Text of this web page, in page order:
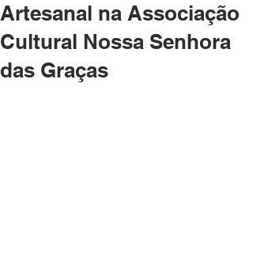
Artesanal na Associação
Cultural Nossa Senhora
das Graças